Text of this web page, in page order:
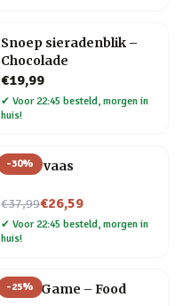
Snoep sieradenblik –
Chocolade
€19,99
✔ Voor 22:45 besteld, morgen in
huis!
-30%
Donut vaas
€37,99
Nu voor€26,59
✔ Voor 22:45 besteld, morgen in
huis!
-25%
Trivia Game – Food